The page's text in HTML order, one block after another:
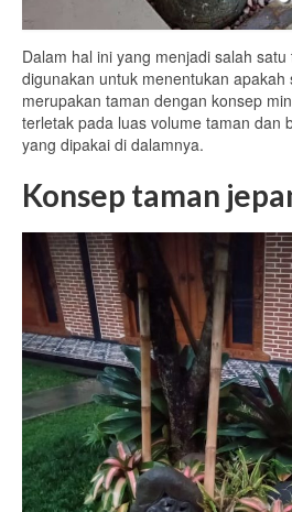
Dalam hal ini yang menjadi salah
digunakan untuk menentukan apakah
merupakan taman dengan konsep
terletak pada luas volume taman dan
yang dipakai di dalamnya.
Konsep taman